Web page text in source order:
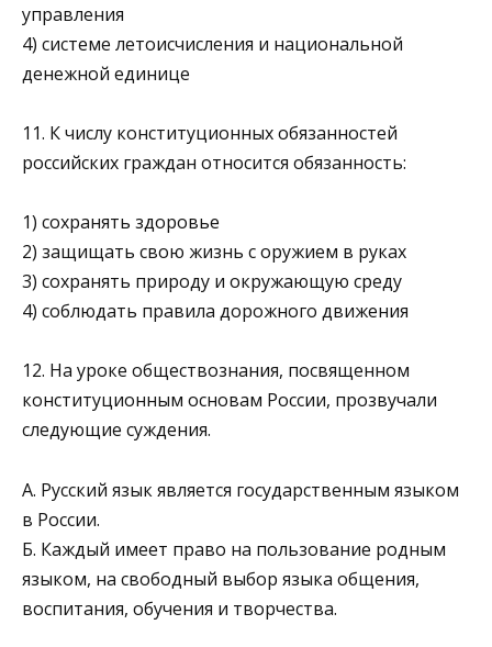
управления
4) системе летоисчисления и национальной
денежной единице
11. К числу конституционных обязанностей
российских граждан относится обязанность:
1) сохранять здоровье
2) защищать свою жизнь с оружием в руках
3) сохранять природу и окружающую среду
4) соблюдать правила дорожного движения
12. На уроке обществознания, посвященном
конституци­онным основам России, прозвучали
следующие суждения.
А. Русский язык является государственным языком
в России.
Б. Каждый имеет право на пользование родным
языком, на свободный выбор языка общения,
воспи­тания, обучения и творчества.